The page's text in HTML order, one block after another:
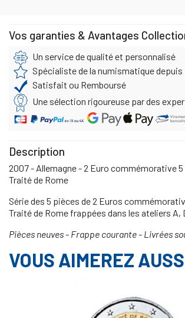
Vos garanties & Avantages
Un service de qualité et personnalisé
Spécialiste de la numismatique depuis
Satisfait ou Remboursé
Une sélection rigoureuse par des
Description
2007 - Allemagne - 2 Euro commémorative
Traité de Rome
Série des 5 pièces de 2 Euros
Traité de Rome frappées dans les ateliers A,
Pièces neuves - Frappe courante - Livrées
VOUS AIMEREZ